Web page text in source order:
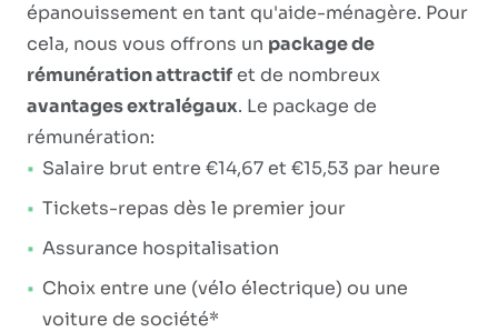
épanouissement en tant qu'aide-ménagère. Pour
cela, nous vous offrons un package de
rémunération attractifet de nombreux
avantages extralégaux. Le package de
rémunération:
Salaire brut entre €14,67 et €15,53 par heure
Tickets-repas dès le premier jour
Assurance hospitalisation
Choix entre une (vélo électrique) ou une
voiture de société*